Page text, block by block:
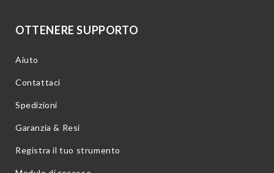
OTTENERE SUPPORTO
Aiuto
Contattaci
Spedizioni
Garanzia & Resi
Registra il tuo strumento